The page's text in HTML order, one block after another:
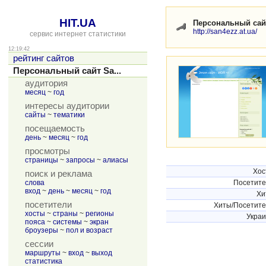
HIT.UA
сервис интернет статистики
12:19:42
рейтинг сайтов
Персональный сайт Sa...
аудитория
месяц ~ год
интересы аудитории
сайты ~ тематики
посещаемость
день ~ месяц ~ год
просмотры
страницы ~ запросы ~ алиасы
поиск и реклама
слова
вход ~ день ~ месяц ~ год
посетители
хосты ~ страны ~ регионы
пояса ~ системы ~ экран
броузеры ~ пол и возраст
сессии
маршруты ~ вход ~ выход
статистика
Персональный
http://san4ezz.at.ua/
Хиты/